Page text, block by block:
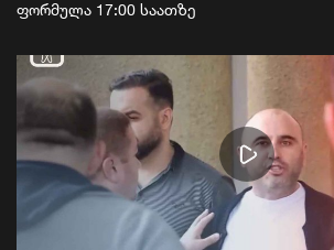
ფორმულა 17:00 საათზე